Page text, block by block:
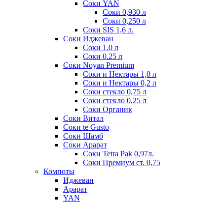
Соки YAN
Соки 0,930 л
Соки 0,250 л
Соки SIS 1,6 л.
Соки Иджеван
Соки 1.0 л
Соки 0.25 л
Соки Noyan Premium
Соки и Нектары 1,0 л
Соки и Нектары 0,2 л
Соки стекло 0,75 л
Соки стекло 0,25 л
Соки Органик
Соки Витал
Соки te Gusto
Соки Шамб
Соки Арарат
Соки Tetra Pak 0,97л.
Соки Премиум ст. 0,75
Компоты
Иджеван
Арарат
YAN